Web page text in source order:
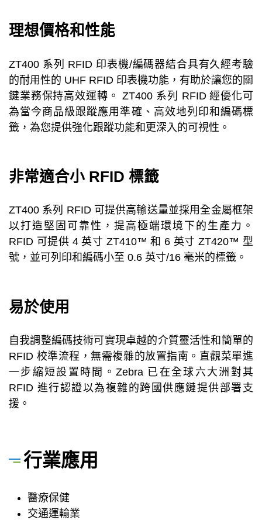
理想價格和性能
ZT400 系列 RFID 印表機/編碼器結合具有久經考驗
的耐用性的 UHF RFID 印表機功能，有助於讓您的關
鍵業務保持高效運轉。 ZT400 系列 RFID 經優化可
為當今商品級跟蹤應用準確、高效地列印和編碼標
籤，為您提供強化跟蹤功能和更深入的可視性。
非常適合小 RFID 標籤
ZT400 系列 RFID 可提供高輸送量並採用全金屬框架
以打造堅固可靠性，提高極端環境下的生產力。
RFID 可提供 4 英寸 ZT410™ 和 6 英寸 ZT420™ 型
號，並可列印和編碼小至 0.6 英寸/16 毫米的標籤。
易於使用
自我調整編碼技術可實現卓越的介質靈活性和簡單的
RFID 校準流程，無需複雜的放置指南。直觀菜單進
一步縮短設置時間。Zebra 已在全球六大洲對其
RFID 進行認證以為複雜的跨國供應鏈提供部署支
援。
行業應用
醫療保健
交通運輸業